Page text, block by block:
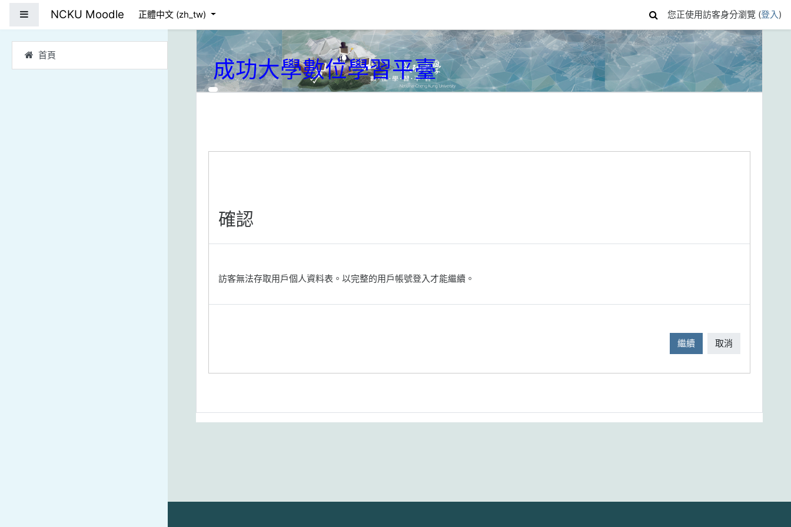
首頁
NCKU Moodle 正體中文 ‎(zh_tw)‎ 您正使用訪客身分瀏覽 (登入)
成功大學數位學習平臺
確認
訪客無法存取用戶個人資料表。以完整的用戶帳號登入才能繼續。
繼續 取消